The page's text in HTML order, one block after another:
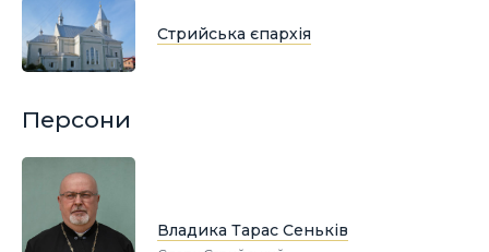
Стрийська єпархія
Персони
Владика Тарас Сеньків